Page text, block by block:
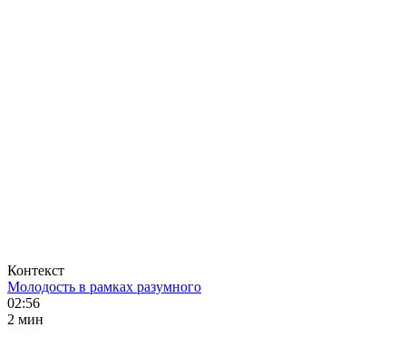
Контекст
Молодость в рамках разумного
02:56
2 мин